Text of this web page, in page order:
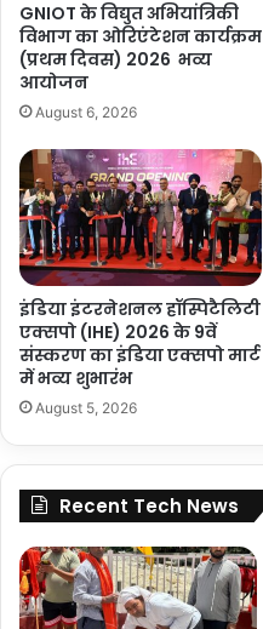
GNIOT के विद्युत अभियांत्रिकी
विभाग का ओरिएंटेशन कार्यक्रम
(प्रथम दिवस) 2026 भव्य
आयोजन
August 6, 2026
इंडिया इंटरनेशनल हॉस्पिटैलिटी
एक्सपो (IHE) 2026 के 9वें
संस्करण का इंडिया एक्सपो मार्ट
में भव्य शुभारंभ
August 5, 2026
Recent Tech News